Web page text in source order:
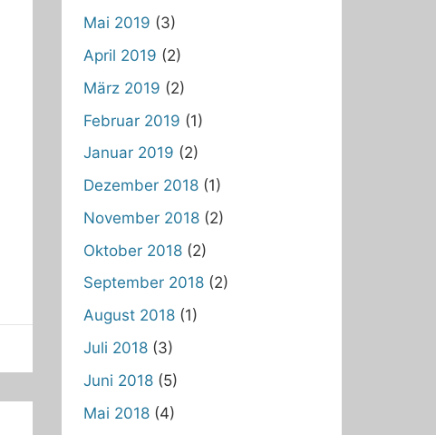
Mai 2019 (3)
April 2019 (2)
März 2019 (2)
Februar 2019 (1)
Januar 2019 (2)
Dezember 2018(1)
November 2018(2)
Oktober 2018(2)
September 2018(2)
August 2018(1)
Juli 2018(3)
Juni 2018(5)
Mai 2018(4)